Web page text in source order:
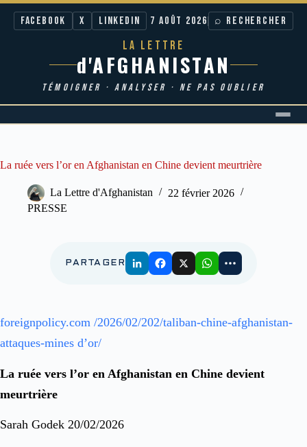
Facebook X LinkedIn 7 AOÛT 2026 ⌕ RECHERCHER
LA LETTRE
d'AFGHANISTAN
TÉMOIGNER · ANALYSER · NE PAS OUBLIER
La ruée vers l’or en Afghanistan en Chine devient meurtrière
La Lettre d'Afghanistan
22 février 2026
PRESSE
PARTAGER
foreignpolicy.com /2026/02/202/taliban-chine-afghanistan-
attaques-mines d’or/
La ruée vers l’or en Afghanistan en Chine devient
meurtrière
Sarah Godek 20/02/2026